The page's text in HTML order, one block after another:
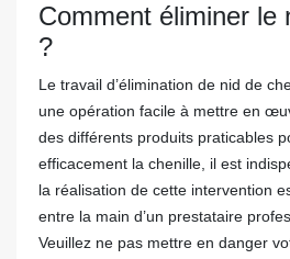
Comment éliminer le
?
Le travail d’élimination de nid de
une opération facile à mettre en
des différents produits praticables
efficacement la chenille, il est
la réalisation de cette intervention
entre la main d’un prestataire
Veuillez ne pas mettre en danger